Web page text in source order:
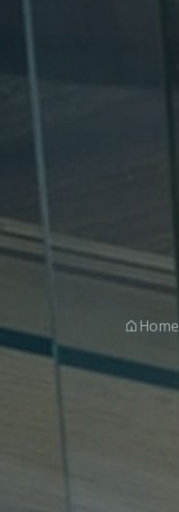
 Home